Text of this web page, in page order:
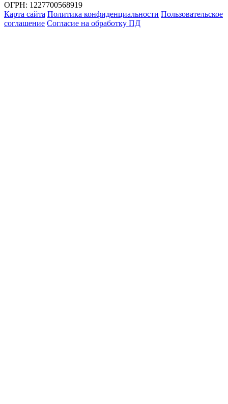
ОГРН: 1227700568919
Карта сайта Политика конфиденциальности Пользовательское
соглашение Согласие на обработку ПД